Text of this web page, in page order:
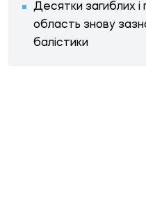
Десятки загиблих і
область знову
балістики